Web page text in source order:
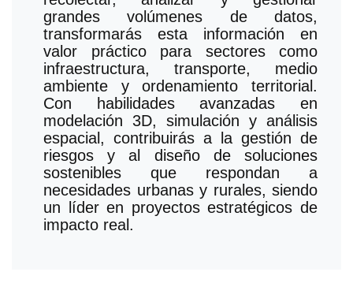
grandes volúmenes de datos,
transformarás esta información en
valor práctico para sectores como
infraestructura, transporte, medio
ambiente y ordenamiento territorial.
Con habilidades avanzadas en
modelación 3D, simulación y análisis
espacial, contribuirás a la gestión de
riesgos y al diseño de soluciones
sostenibles que respondan a
necesidades urbanas y rurales, siendo
un líder en proyectos estratégicos de
impacto real.